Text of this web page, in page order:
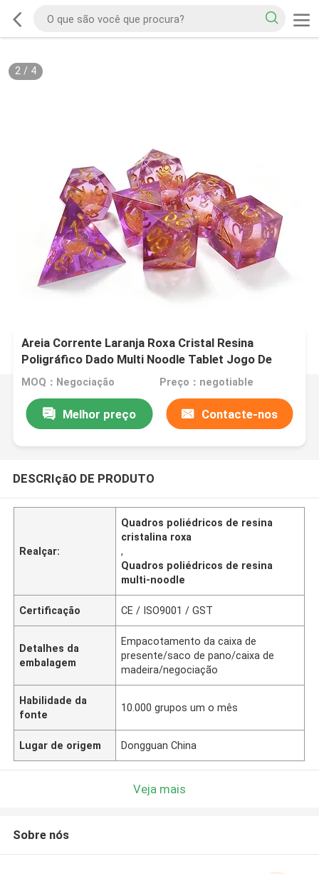
2/ 4
Areia Corrente Laranja Roxa Cristal Resina
Poligráfico Dado Multi Noodle Tablet Jogo De
Dados
MOQ：Negociação Preço：negotiable
Melhor preço Contacte-nos
DESCRIçãO DE PRODUTO
Realçar:
Quadros poliédricos de resina
cristalina roxa
,
Quadros poliédricos de resina
multi-noodle
Certificação CE / ISO9001 / GST
Detalhes da
embalagem
Empacotamento da caixa de
presente/saco de pano/caixa de
madeira/negociação
Habilidade da
fonte
10.000 grupos um o mês
Lugar de origem Dongguan China
Veja mais
Sobre nós